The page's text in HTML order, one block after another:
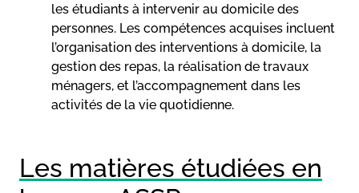
les étudiants à intervenir au domicile des
personnes. Les compétences acquises incluent
l’organisation des interventions à domicile, la
gestion des repas, la réalisation de travaux
ménagers, et l’accompagnement dans les
activités de la vie quotidienne.
Les matières étudiées en